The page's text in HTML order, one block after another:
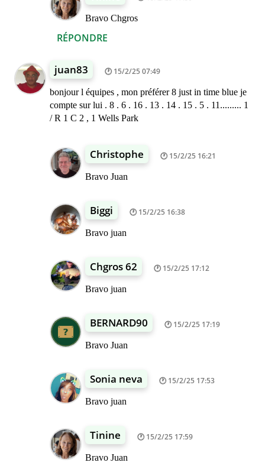
RÉPONDRE
Bravo Chgros
juan83 15/2/25 07:49
bonjour l équipes , mon préférer 8 just in time blue je
compte sur lui . 8 . 6 . 16 . 13 . 14 . 15 . 5 . 11......... 1
/ R 1 C 2 , 1 Wells Park
Christophe 15/2/25 16:21
Bravo Juan
Biggi 15/2/25 16:38
Bravo juan
Chgros 62 15/2/25 17:12
Bravo juan
BERNARD90 15/2/25 17:19
Bravo Juan
Sonia neva 15/2/25 17:53
Bravo juan
Tinine 15/2/25 17:59
Bravo Juan